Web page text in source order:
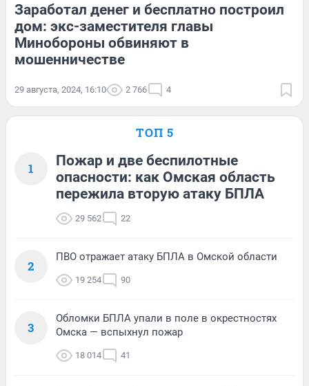
Заработал денег и бесплатно построил
дом: экс-заместителя главы
Минобороны обвиняют в
мошенничестве
29 августа, 2024, 16:10 2 766 4
ТОП 5
1
Пожар и две беспилотные
опасности: как Омская область
пережила вторую атаку БПЛА
29 562 22
2
ПВО отражает атаку БПЛА в Омской области
19 254 90
3
Обломки БПЛА упали в поле в окрестностях
Омска — вспыхнул пожар
18 014 41